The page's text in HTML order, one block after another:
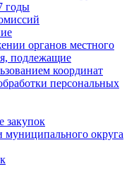
годы
органов местного
подлежащие
координат
персональных
закупок
округа